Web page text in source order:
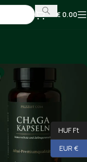
€ 0.00
HUF Ft
EUR €